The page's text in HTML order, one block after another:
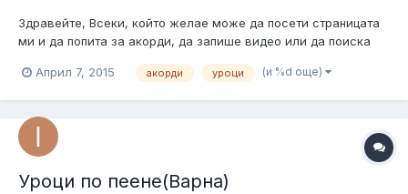
Здравейте, Всеки, който желае може да посети страницата
ми и да попита за акорди, да запише видео или да поиска
https://www.facebook.com/lessonchords
Април 7, 2015 акорди уроци (и %d още)
Уроци по пеене(Варна)